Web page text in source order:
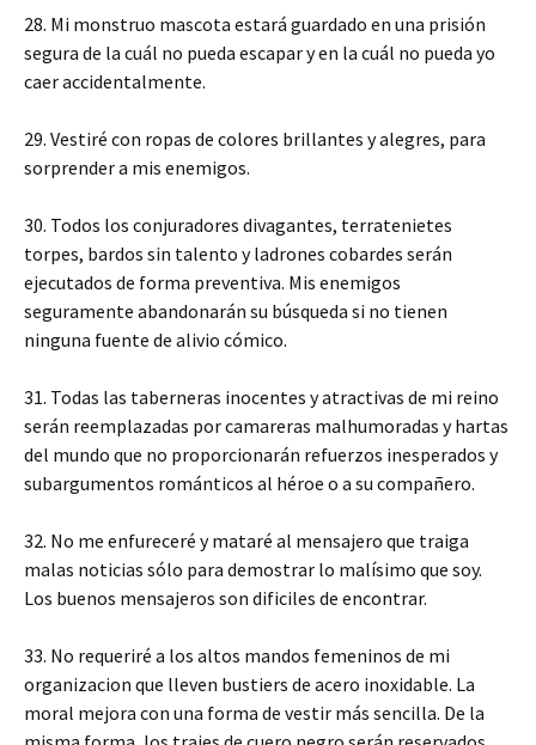
28. Mi monstruo mascota estará guardado en una prisión
segura de la cuál no pueda escapar y en la cuál no pueda yo
caer accidentalmente.
29. Vestiré con ropas de colores brillantes y alegres, para
sorprender a mis enemigos.
30. Todos los conjuradores divagantes, terratenietes
torpes, bardos sin talento y ladrones cobardes serán
ejecutados de forma preventiva. Mis enemigos
seguramente abandonarán su búsqueda si no tienen
ninguna fuente de alivio cómico.
31. Todas las taberneras inocentes y atractivas de mi reino
serán reemplazadas por camareras malhumoradas y hartas
del mundo que no proporcionarán refuerzos inesperados y
subargumentos románticos al héroe o a su compañero.
32. No me enfureceré y mataré al mensajero que traiga
malas noticias sólo para demostrar lo malísimo que soy.
Los buenos mensajeros son dificiles de encontrar.
33. No requeriré a los altos mandos femeninos de mi
organizacion que lleven bustiers de acero inoxidable. La
moral mejora con una forma de vestir más sencilla. De la